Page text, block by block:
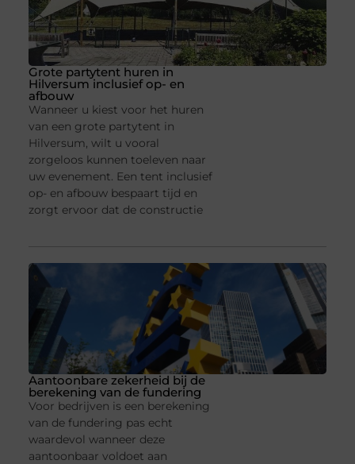
Grote partytent huren in
Hilversum inclusief op- en
afbouw
Wanneer u kiest voor het huren
van een grote partytent in
Hilversum, wilt u vooral
zorgeloos kunnen toeleven naar
uw evenement. Een tent inclusief
op- en afbouw bespaart tijd en
zorgt ervoor dat de constructie
Aantoonbare zekerheid bij de
berekening van de fundering
Voor bedrijven is een berekening
van de fundering pas echt
waardevol wanneer deze
aantoonbaar voldoet aan